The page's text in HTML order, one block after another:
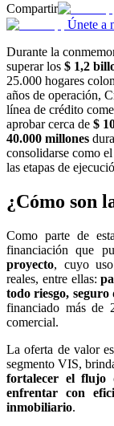
Compartir
Únete a
Durante la
superar los $ 1,2
25.000 hogares
años de operación,
línea de crédito
aprobar cerca de $
40.000 millones
consolidarse como
las etapas de
¿Cómo son
Como parte de
financiación que
proyecto, cuyo uso
reales, entre ellas:
todo riesgo,
financiado más de
comercial.
La oferta de valor
segmento VIS,
fortalecer el flujo
enfrentar con
inmobiliario.